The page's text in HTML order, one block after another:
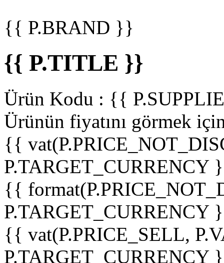
{{ P.BRAND }}
{{ P.TITLE }}
Ürün Kodu : {{
Ürünün fiyatını görmek
{{
P.TARGET_CURRENCY
{{
P.TARGET_CURRENCY
{{ vat(P.PRICE_SELL,
P.TARGET_CURRENCY